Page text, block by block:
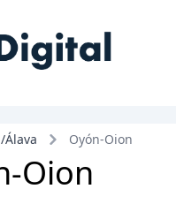
Álava Oyón-Oion
Oion